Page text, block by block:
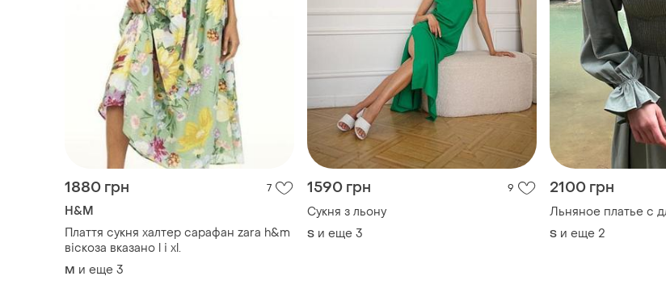
1880 грн 7
H&M
Плаття сукня халтер сарафан zara h&m
віскоза вказано l і хl.
M и еще 3
1590 грн 9
Сукня з льону
S и еще 3
2100 грн
Льняное платье с
S и еще 2